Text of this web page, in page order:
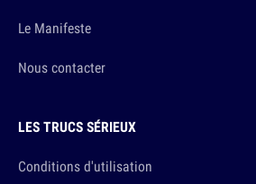
Le Manifeste
Nous contacter
LES TRUCS SÉRIEUX
Conditions d'utilisation